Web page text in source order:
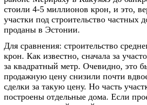
стоили 4-5 миллионов крон, и это,
участки под строительство частных
проданы в Эстонии.
Для сравнения: строительство
крон. Как известно, сначала за
за квадратный метр. Очевидно, это
продажную цену снизили почти
сделки за такую цену. Но часть
построены отдельные дома. Если